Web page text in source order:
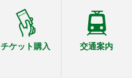
チケット購入 交通案内